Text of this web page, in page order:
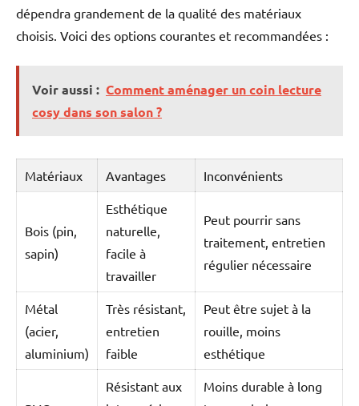
dépendra grandement de la qualité des matériaux
choisis. Voici des options courantes et recommandées :
Voir aussi : Comment aménager un coin lecture
cosy dans son salon ?
Matériaux Avantages Inconvénients
Bois (pin,
sapin)
Esthétique
naturelle,
facile à
travailler
Peut pourrir sans
traitement, entretien
régulier nécessaire
Métal
(acier,
aluminium)
Très résistant,
entretien
faible
Peut être sujet à la
rouille, moins
esthétique
Résistant aux
Moins durable à long